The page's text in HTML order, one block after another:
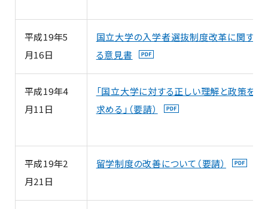
平成19年5
月16日
国立大学の入学者選抜制度改革に関す
る意見書
平成19年4
月11日
「国立大学に対する正しい理解と政策を
求める」（要請）
平成19年2
月21日
留学制度の改善について（要請）